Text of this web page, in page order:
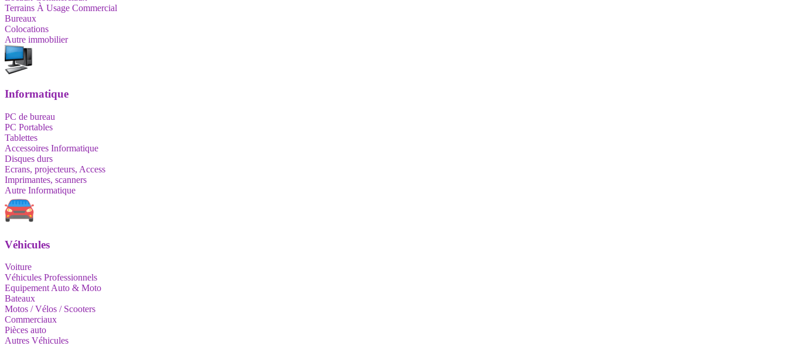
Terrains À Usage Commercial
Bureaux
Colocations
Autre immobilier
Informatique
PC de bureau
PC Portables
Tablettes
Accessoires Informatique
Disques durs
Ecrans, projecteurs, Access
Imprimantes, scanners
Autre Informatique
Véhicules
Voiture
Véhicules Professionnels
Equipement Auto & Moto
Bateaux
Motos / Vélos / Scooters
Commerciaux
Pièces auto
Autres Véhicules